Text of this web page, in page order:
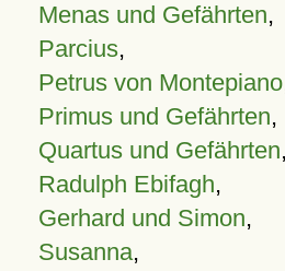
Menas und Gefährten,
Parcius,
Petrus von Montepiano
Primus und Gefährten,
Quartus und Gefährten,
Radulph Ebifagh,
Gerhard und Simon,
Susanna,